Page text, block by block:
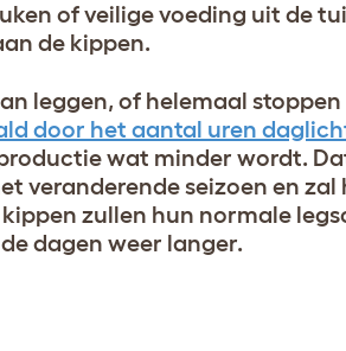
of veilige voeding uit de
de kippen.
leggen, of helemaal
door het aantal uren
wat minder wordt.
veranderende seizoen en zal
zullen hun normale
dagen weer langer.